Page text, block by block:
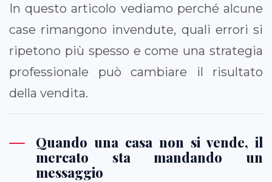
In questo articolo vediamo perché alcune
case rimangono invendute, quali errori si
ripetono più spesso e come una strategia
professionale può cambiare il risultato
della vendita.
Quando una casa non si vende, il
mercato sta mandando un
messaggio